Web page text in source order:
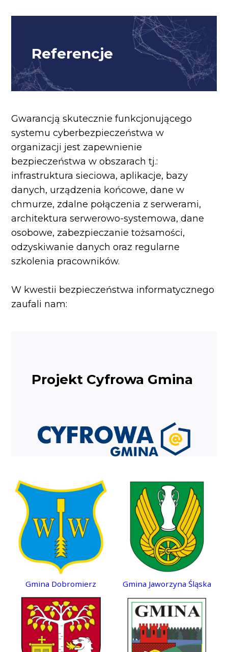
Referencje
Gwarancją skutecznie funkcjonującego
systemu cyberbezpieczeństwa w
organizacji jest zapewnienie
bezpieczeństwa w obszarach tj.:
infrastruktura sieciowa, aplikacje, bazy
danych, urządzenia końcowe, dane w
chmurze, zdalne połączenia z serwerami,
architektura serwerowo-systemowa, dane
osobowe, zabezpieczanie tożsamości,
odzyskiwanie danych oraz regularne
szkolenia pracowników.
W kwestii bezpieczeństwa informatycznego
zaufali nam:
Projekt Cyfrowa Gmina
Gmina Dobromierz Gmina Jaworzyna Śląska